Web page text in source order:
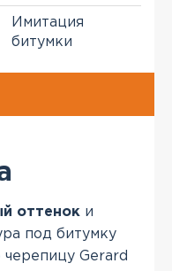
Имитация
битумки
оттенок и
под битумку
черепицу Gerard